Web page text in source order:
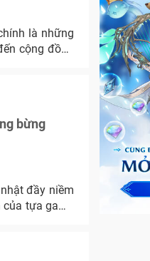
là những
cộng đồng
bừng
đầy niềm
tựa game